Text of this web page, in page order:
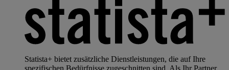
Statista+ bietet zusätzliche Dienstleistungen, die auf Ihre
spezifischen Bedürfnisse zugeschnitten sind. Als Ihr Partner